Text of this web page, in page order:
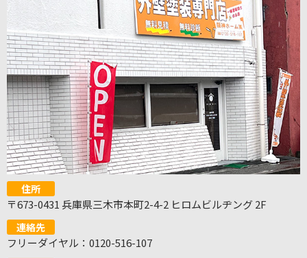
住所
〒673-0431 兵庫県三木市本町2-4-2 ヒロムビルヂング 2F
連絡先
フリーダイヤル：0120-516-107